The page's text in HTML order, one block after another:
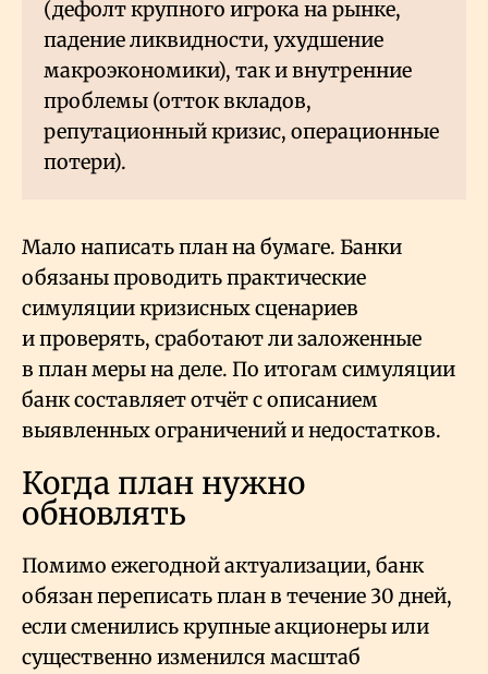
(дефолт крупного игрока на рынке,
падение ликвидности, ухудшение
макроэкономики), так и внутренние
проблемы (отток вкладов,
репутационный кризис, операционные
потери).
Мало написать план на бумаге. Банки
обязаны проводить практические
симуляции кризисных сценариев
и проверять, сработают ли заложенные
в план меры на деле. По итогам симуляции
банк составляет отчёт с описанием
выявленных ограничений и недостатков.
Когда план нужно
обновлять
Помимо ежегодной актуализации, банк
обязан переписать план в течение 30 дней,
если сменились крупные акционеры или
существенно изменился масштаб